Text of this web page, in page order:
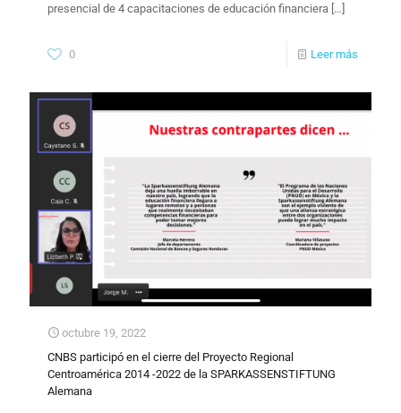
presencial de 4 capacitaciones de educación financiera […]
0 Leer más
octubre 19, 2022
CNBS participó en el cierre del Proyecto Regional
Centroamérica 2014 -2022 de la SPARKASSENSTIFTUNG
Alemana